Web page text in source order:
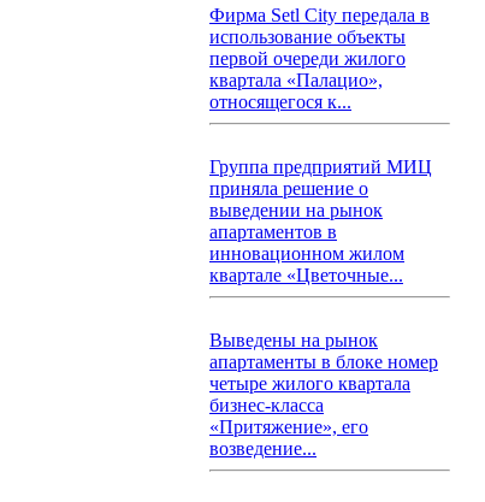
Фирма Setl City передала в
использование объекты
первой очереди жилого
квартала «Палацио»,
относящегося к...
Группа предприятий МИЦ
приняла решение о
выведении на рынок
апартаментов в
инновационном жилом
квартале «Цветочные...
Выведены на рынок
апартаменты в блоке номер
четыре жилого квартала
бизнес-класса
«Притяжение», его
возведение...